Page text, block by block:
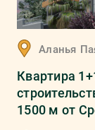
Аланья
Квартира
1500 м от